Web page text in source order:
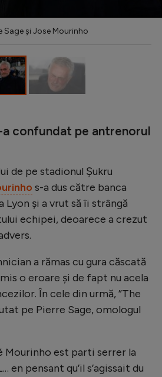
cont
Sage și Jose Mourinho
confundat pe antrenorul
de pe stadionul Şukru
s-a dus către banca
Lyon și a vrut să îi strângă
echipei, deoarece a crezut
a rămas cu gura căscată
o eroare și de fapt nu acela
În cele din urmă, ”The
pe Pierre Sage, omologul
est parti serrer la
en pensant qu’il s’agissait du